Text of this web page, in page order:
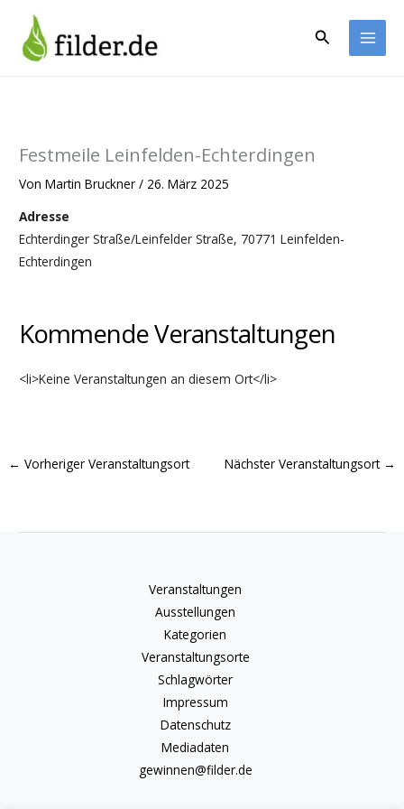
Inhalt
springen
Suchen
Festmeile Leinfelden-Echterdingen
VonMartin Bruckner/ 26. März 2025
Adresse
Echterdinger Straße/Leinfelder Straße, 70771 Leinfelden-
Echterdingen
Kommende Veranstaltungen
<li>Keine Veranstaltungen an diesem Ort</li>
← Vorheriger Veranstaltungsort Nächster Veranstaltungsort →
Veranstaltungen
Ausstellungen
Kategorien
Veranstaltungsorte
Schlagwörter
Impressum
Datenschutz
Mediadaten
gewinnen@filder.de